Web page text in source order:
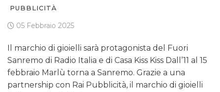
PUBBLICITÀ
05 Febbraio 2025
Il marchio di gioielli sarà protagonista del Fuori
Sanremo di Radio Italia e di Casa Kiss Kiss Dall’11 al 15
febbraio Marlù torna a Sanremo. Grazie a una
partnership con Rai Pubblicità, il marchio di gioielli